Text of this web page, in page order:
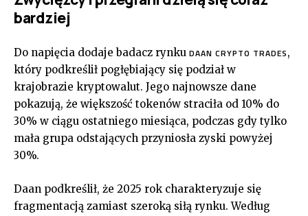
bardziej
Do napięcia dodaje badacz rynku DAAN CRYPTO TRADES,
który podkreślił pogłębiający się podział w
krajobrazie kryptowalut. Jego najnowsze dane
pokazują, że większość tokenów straciła od 10% do
30% w ciągu ostatniego miesiąca, podczas gdy tylko
mała grupa odstających przyniosła zyski powyżej
30%.
Daan podkreślił, że 2025 rok charakteryzuje się
fragmentacją zamiast szeroką siłą rynku. Według